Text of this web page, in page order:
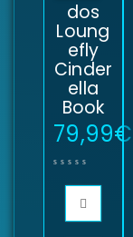
dos
Loung
efly
Cinder
ella
Book
79,99€